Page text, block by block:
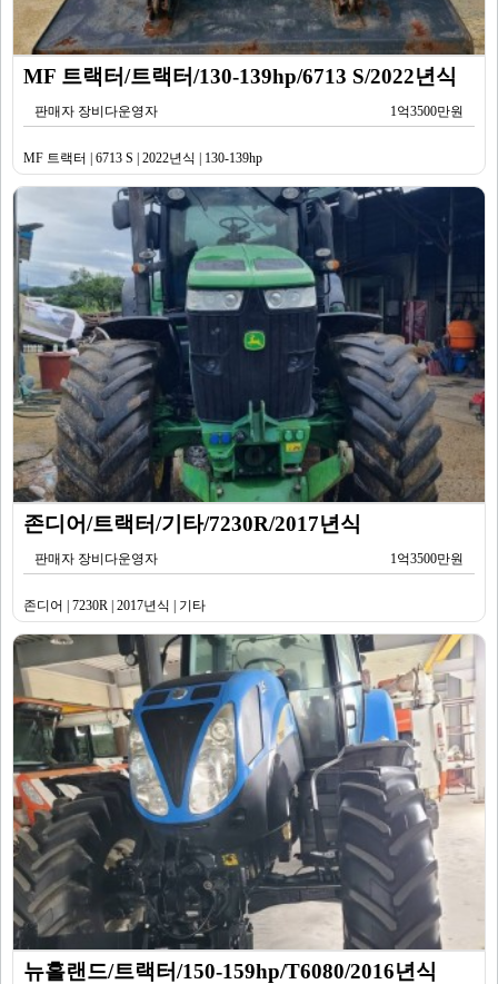
MF 트랙터/트랙터/130-139hp/6713 S/2022년식
판매자 장비다운영자 1억3500만원
MF 트랙터 | 6713 S | 2022년식 | 130-139hp
존디어/트랙터/기타/7230R/2017년식
판매자 장비다운영자 1억3500만원
존디어 | 7230R | 2017년식 | 기타
뉴홀랜드/트랙터/150-159hp/T6080/2016년식